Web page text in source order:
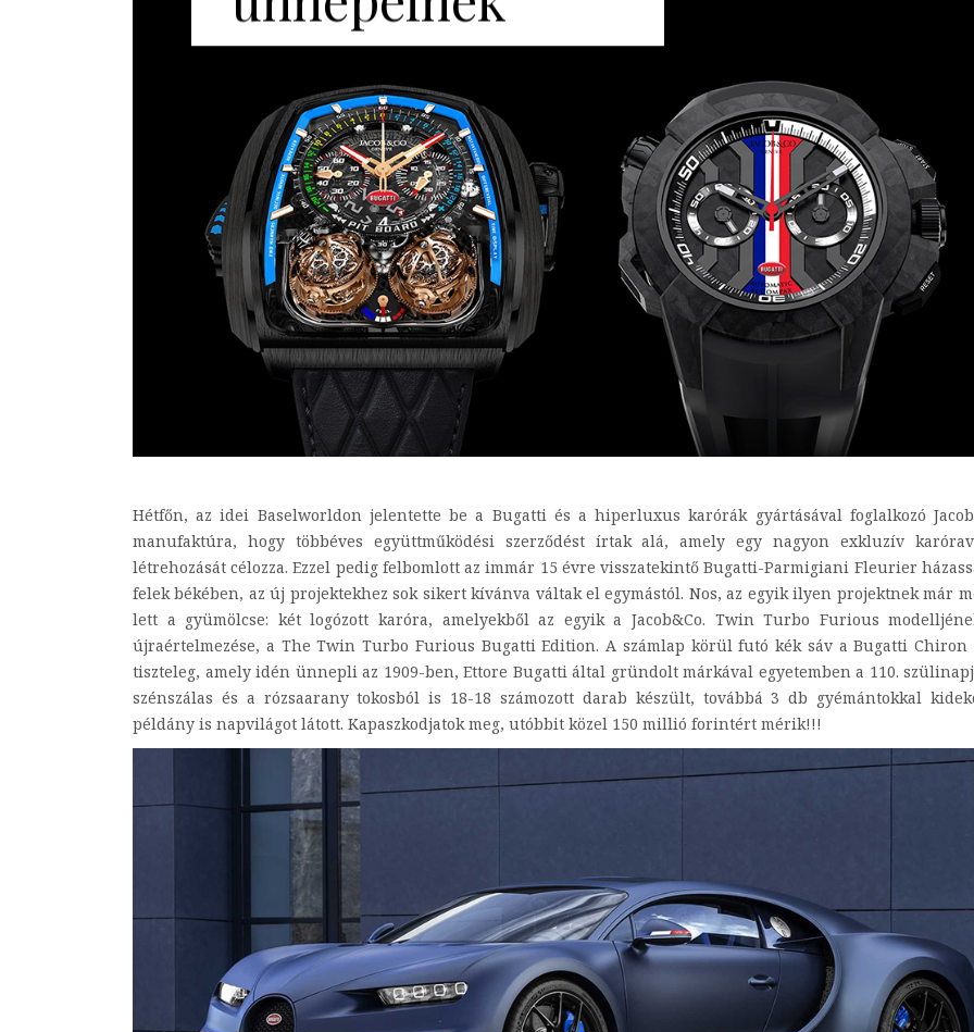
Hétfőn, az idei Baselworldon jelentette be a Bugatti és a hiperluxus karórák gyártásával foglalkozó
manufaktúra, hogy többéves együttműködési szerződést írtak alá, amely egy nagyon exkluzív
létrehozását célozza. Ezzel pedig felbomlott az immár 15 évre visszatekintő Bugatti-Parmigiani Fleurier
felek békében, az új projektekhez sok sikert kívánva váltak el egymástól. Nos, az egyik ilyen projektnek már
lett a gyümölcse: két logózott karóra, amelyekből az egyik a Jacob&Co. Twin Turbo Furious
újraértelmezése, a The Twin Turbo Furious Bugatti Edition. A számlap körül futó kék sáv a Bugatti Chiron
tiszteleg, amely idén ünnepli az 1909-ben, Ettore Bugatti által gründolt márkával egyetemben a 110.
szénszálas és a rózsaarany tokosból is 18-18 számozott darab készült, továbbá 3 db gyémántokkal
példány is napvilágot látott. Kapaszkodjatok meg, utóbbit közel 150 millió forintért mérik!!!